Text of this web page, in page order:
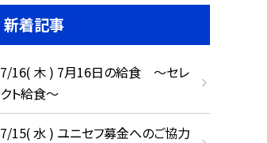
新着記事
7/16( 木 ) 7月16日の給食 ～セレ
クト給食～
7/15( 水 ) ユニセフ募金へのご協力